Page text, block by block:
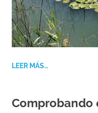
LEER MÁS…
Comprobando